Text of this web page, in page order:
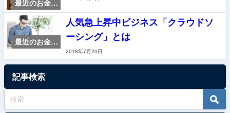
最近のお金儲
けビジネス情
報
最近のお金儲
報
人気急上昇中ビジネス「クラウドソ
ーシング」とは
2018年7月20日
記事検索